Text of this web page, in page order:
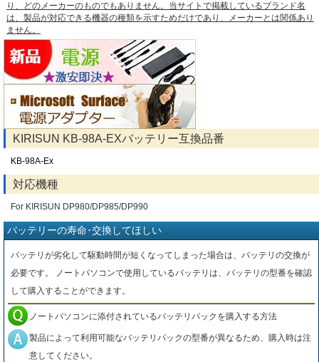
り、どのメーカーのものでもありません。当サイトで掲載しているブランド名
は、製品が対応できる機器の種類を示すためだけであり、メーカーとは関係あり
ません。
KIRISUN KB-98A-EXバッテリー互換品番
KB-98A-Ex
対応機種
For KIRISUN DP980/DP985/DP990
バッテリーの寿命･交換してほしい
バッテリが劣化して駆動時間が短くなってしまった場合は、バッテリの交換が
必要です。 ノートパソコンで使用しているバッテリは、バッテリの型番を確認
して購入することができます。
ノートパソコンに添付されているバッテリパックを購入する方法
製品によって利用可能なバッテリパックの型番が異なるため、購入時は注
意してください。